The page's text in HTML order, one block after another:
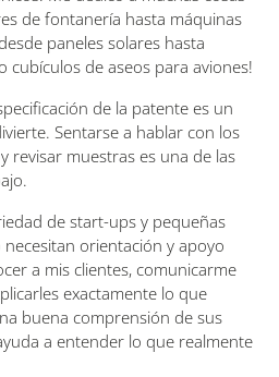
de fontanería hasta máquinas
paneles solares hasta
cubículos de aseos para aviones!
de la patente es un
Sentarse a hablar con los
revisar muestras es una de las
de start-ups y pequeñas
orientación y apoyo
a mis clientes, comunicarme
exactamente lo que
buena comprensión de sus
a entender lo que realmente